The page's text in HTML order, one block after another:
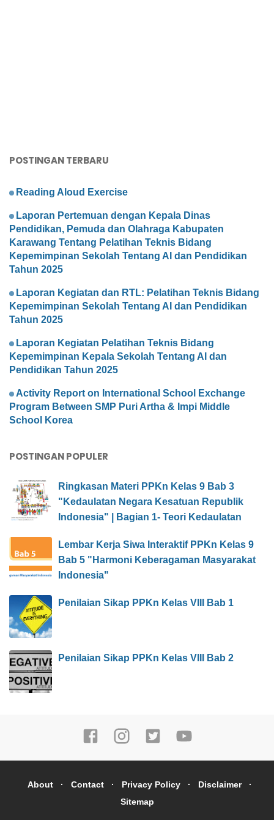
POSTINGAN TERBARU
Reading Aloud Exercise
Laporan Pertemuan dengan Kepala Dinas
Pendidikan, Pemuda dan Olahraga Kabupaten
Karawang Tentang Pelatihan Teknis Bidang
Kepemimpinan Sekolah Tentang AI dan Pendidikan
Tahun 2025
Laporan Kegiatan dan RTL: Pelatihan Teknis Bidang
Kepemimpinan Sekolah Tentang AI dan Pendidikan
Tahun 2025
Laporan Kegiatan Pelatihan Teknis Bidang
Kepemimpinan Kepala Sekolah Tentang AI dan
Pendidikan Tahun 2025
Activity Report on International School Exchange
Program Between SMP Puri Artha & Impi Middle
School Korea
POSTINGAN POPULER
Ringkasan Materi PPKn Kelas 9 Bab 3
"Kedaulatan Negara Kesatuan Republik
Indonesia" | Bagian 1- Teori Kedaulatan
Lembar Kerja Siwa Interaktif PPKn Kelas 9
Bab 5 "Harmoni Keberagaman Masyarakat
Indonesia"
Penilaian Sikap PPKn Kelas VIII Bab 1
Penilaian Sikap PPKn Kelas VIII Bab 2
About Contact Privacy Policy
Disclaimer
Sitemap